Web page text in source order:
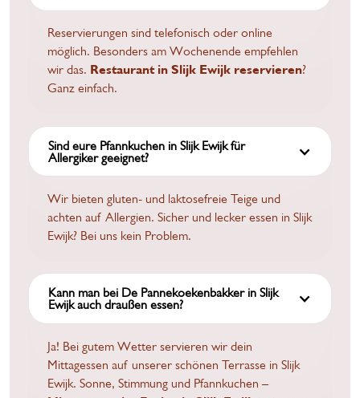
Reservierungen sind telefonisch oder online
möglich. Besonders am Wochenende empfehlen
wir das. Restaurant in Slijk Ewijk reservieren?
Ganz einfach.
Sind eure Pfannkuchen in Slijk Ewijk für
Allergiker geeignet?
Wir bieten gluten- und laktosefreie Teige und
achten auf Allergien. Sicher und lecker essen in Slijk
Ewijk? Bei uns kein Problem.
Kann man bei De Pannekoekenbakker in Slijk
Ewijk auch draußen essen?
Ja! Bei gutem Wetter servieren wir dein
Mittagessen auf unserer schönen Terrasse in Slijk
Ewijk. Sonne, Stimmung und Pfannkuchen –